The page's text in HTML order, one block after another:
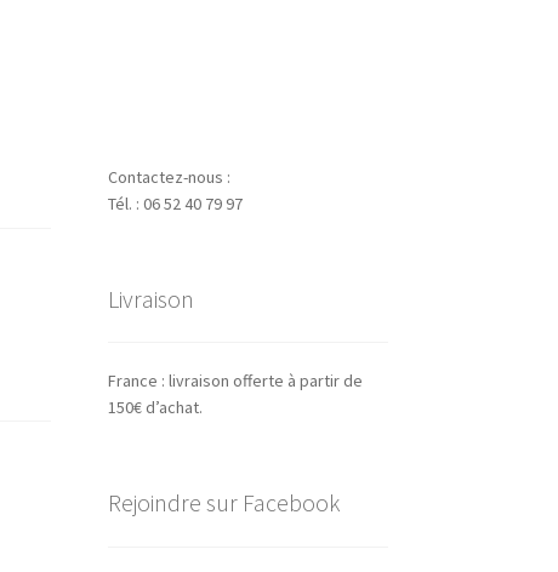
Contactez-nous :
Tél. : 06 52 40 79 97
Livraison
France : livraison offerte à partir de
150€ d’achat.
Rejoindre sur Facebook